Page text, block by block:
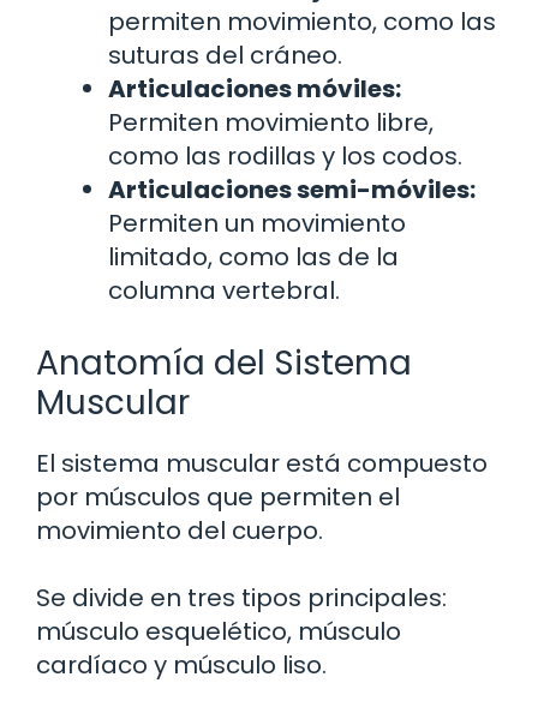
permiten movimiento, como las
suturas del cráneo.
Articulaciones móviles:
Permiten movimiento libre,
como las rodillas y los codos.
Articulaciones semi-móviles:
Permiten un movimiento
limitado, como las de la
columna vertebral.
Anatomía del Sistema
Muscular
El sistema muscular está compuesto
por músculos que permiten el
movimiento del cuerpo.
Se divide en tres tipos principales:
músculo esquelético, músculo
cardíaco y músculo liso.